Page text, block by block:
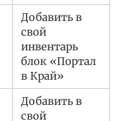
Добавить в
свой
инвентарь
блок «Портал
в Край»
Добавить в
свой